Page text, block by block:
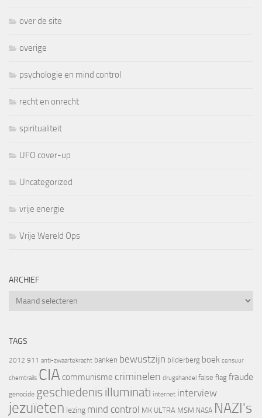
over de site
overige
psychologie en mind control
recht en onrecht
spiritualiteit
UFO cover-up
Uncategorized
vrije energie
Vrije Wereld Ops
ARCHIEF
Archief
TAGS
2012 911 anti-zwaartekracht banken bewustzijn bilderberg boek censuur
chemtrails CIA communisme criminelen drugshandel false flag fraude
genocide geschiedenis illuminati internet interview
jezuïeten lezing mind control MK ULTRA MSM NASA NAZI's